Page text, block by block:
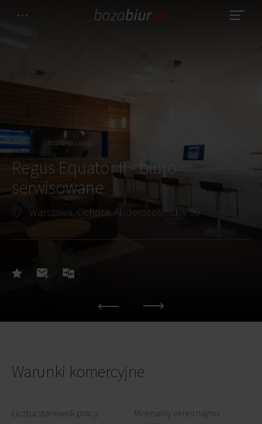
Regus Equator II - biuro
serwisowane
Warszawa, Ochota, Al. Jerozolimskie 96
Warunki komercyjne
Liczba stanowisk pracy
Minimalny okres najmu